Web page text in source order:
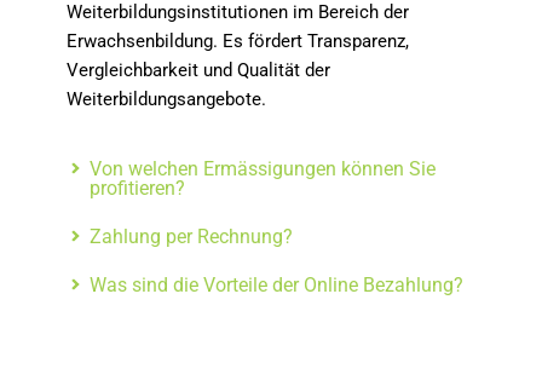
Weiterbildungsinstitutionen im Bereich der
Erwachsenbildung. Es fördert Transparenz,
Vergleichbarkeit und Qualität der
Weiterbildungsangebote.
Von welchen Ermässigungen können Sie
profitieren?
Zahlung per Rechnung?
Was sind die Vorteile der Online Bezahlung?